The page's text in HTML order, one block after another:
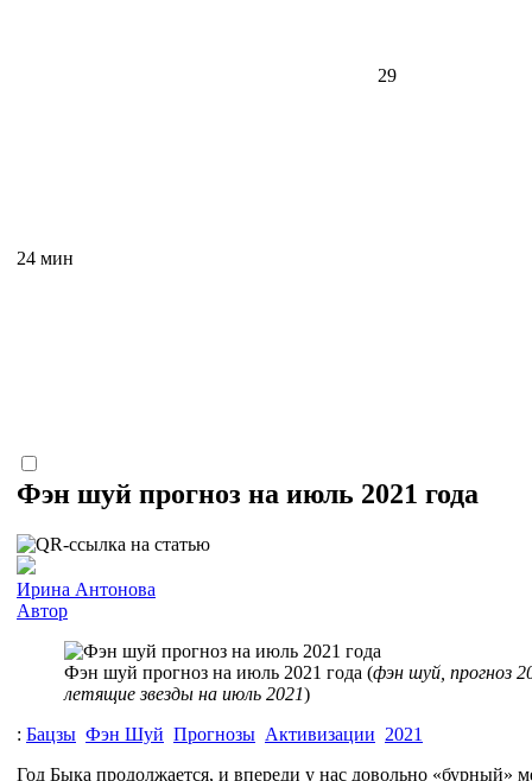
29
24 мин
Фэн шуй прогноз на июль 2021 года
Ирина Антонова
Автор
Фэн шуй прогноз на июль 2021 года (фэн шуй, прогноз
летящие звезды на июль 2021)
: Бацзы Фэн Шуй Прогнозы Активизации 2021
Год Быка продолжается, и впереди у нас довольно «бурный»